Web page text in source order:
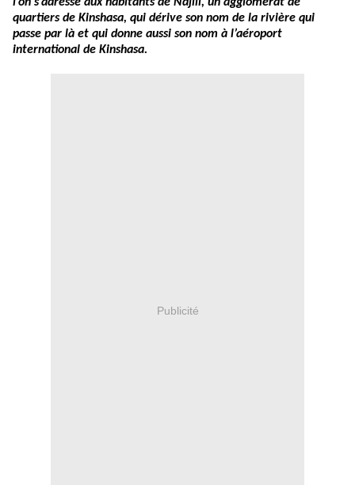
quartiers de Kinshasa, qui dérive son nom de la rivière qui
passe par là et qui donne aussi son nom à l’aéroport
international de Kinshasa.
Publicité